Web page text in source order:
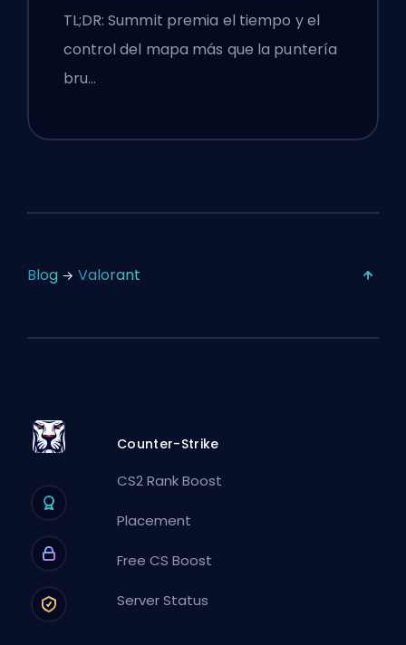
Llamadas y Humos
TL;DR: Summit premia el tiempo y el
control del mapa más que la puntería
bru…
Blog Valorant
Counter-Strike
CS2 Rank Boost
Placement
Free CS Boost
Server Status